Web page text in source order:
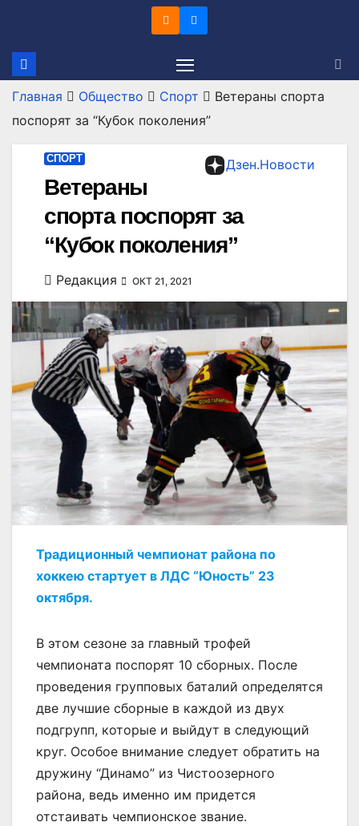
содержимому
Главная Общество Спорт
Ветераны спорта
поспорят за “Кубок поколения”
Дзен.Новости
СПОРТ
Ветераны
спорта поспорят за
“Кубок поколения”
Редакция ОКТ 21, 2021
Традиционный чемпионат района по
хоккею стартует в ЛДС “Юность” 23
октября.
В этом сезоне за главный трофей
чемпионата поспорят 10 сборных. После
проведения групповых баталий определятся
две лучшие сборные в каждой из двух
подгрупп, которые и выйдут в следующий
круг. Особое внимание следует обратить на
дружину “Динамо” из Чистоозерного
района, ведь именно им придется
отстаивать чемпионское звание.